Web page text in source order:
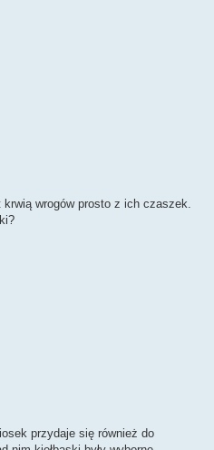
wrogów prosto z ich czaszek.
przydaje się również do